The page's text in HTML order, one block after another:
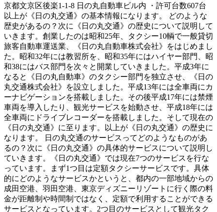
京都文京区後楽1-1-8 日の丸自動車ビル内 ・許可台数607台
以上が《日の丸交通》の基本情報になります。 どのような
歴史があるの？次に《日の丸交通》の歴史について説明して
いきます。創業したのは昭和25年、タクシー10輌で一般貸切
旅客自動車運送業、《日の丸自動車株式会社》をはじめまし
た。昭和32年には教習所を、昭和35年にはハイヤー部門、昭
和38にはバス部門を次々と開業していきました。平成3年に
なると《日の丸自動車》のタクシー部門を独立させ、《日の
丸交通株式会社》を設立しました。平成13年には全車両にカ
ーナビゲーションを搭載しました。その後平成17年には禁煙
車両を導入したり、観光サービスを始動させ、平成18年には
全車両にドライブレコーダーを搭載しました。そして現在の
《日の丸交通》に至ります。以上が《日の丸交通》の歴史に
なります。 日の丸交通のサービスってどのようなものがあ
るの？次に《日の丸交通》の具体的サービスについて説明し
ていきます。《日の丸交通》では現在7つのサービスを行な
っています。まず1つ目は定額タクシーサービスです。具体
的にどのようなサービスかというと、都内の一部地域からの
成田空港、羽田空港、東京ディズニーリゾートに行く際の料
金が距離制や時間制ではなく、定額で利用することができる
サービスとなっています。2つ目のサービスとして観光タク